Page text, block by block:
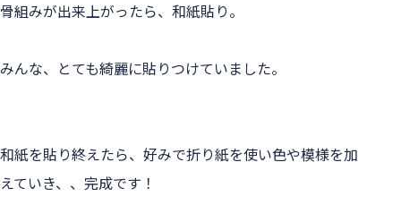
骨組みが出来上がったら、和紙貼り。
みんな、とても綺麗に貼りつけていました。
和紙を貼り終えたら、好みで折り紙を使い色や模様を加
えていき、、完成です！